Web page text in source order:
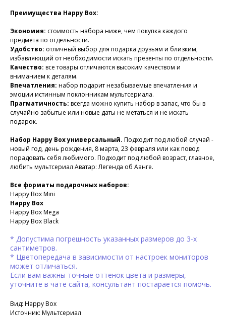
Преимущества Happy Box:
Экономия: стоимость набора ниже, чем покупка каждого
предмета по отдельности.
Удобство: отличный выбор для подарка друзьям и близким,
избавляющий от необходимости искать презенты по отдельности.
Качество: все товары отличаются высоким качеством и
вниманием к деталям.
Впечатления: набор подарит незабываемые впечатления и
эмоции истинным поклонникам мультсериала.
Прагматичность: всегда можно купить набор в запас, что бы в
случайно забытые или новые даты не метаться и не искать
подарок.
Набор Happy Box универсальный. Подходит под любой случай -
новый год, день рождения, 8 марта, 23 февраля или как повод
порадовать себя любимого. Подходит под любой возраст, главное,
любить мультсериал Аватар: Легенда об Аанге.
Все форматы подарочных наборов:
Happy Box Mini
Happy Box
Happy Box Mega
Happy Box Black
* Допустима погрешность указанных размеров до 3-х
сантиметров.
* Цветопередача в зависимости от настроек мониторов
может отличаться.
Если вам важны точные оттенок цвета и размеры,
уточните в чате сайта, консультант постарается помочь.
Вид: Happy Box
Источник: Мультсериал